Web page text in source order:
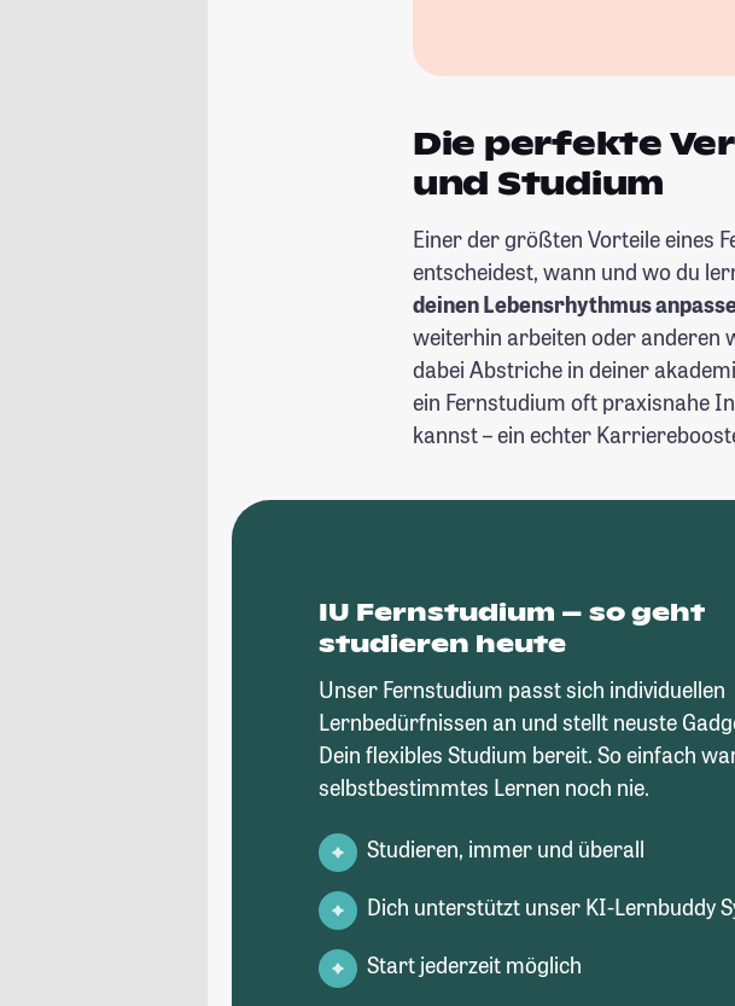
Die perfekte
und Studium
Einer der größten Vorteile eines
entscheidest, wann und wo du
deinen Lebensrhythmus
weiterhin arbeiten oder anderen
dabei Abstriche in deiner
ein Fernstudium oft praxisnahe
kannst – ein echter
IU Fernstudium – so geht
studieren heute
Unser Fernstudium passt sich individuellen
Lernbedürfnissen an und stellt neuste
Dein flexibles Studium bereit. So einfach
selbstbestimmtes Lernen noch nie.
Studieren, immer und überall
Dich unterstützt unser KI-Lernbuddy
Start jederzeit möglich